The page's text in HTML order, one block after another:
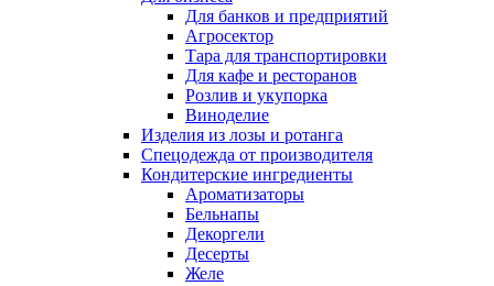
Для банков и предприятий
Агросектор
Тара для транспортировки
Для кафе и ресторанов
Розлив и укупорка
Виноделие
Изделия из лозы и ротанга
Спецодежда от производителя
Кондитерские ингредиенты
Ароматизаторы
Бельнапы
Декоргели
Десерты
Желe